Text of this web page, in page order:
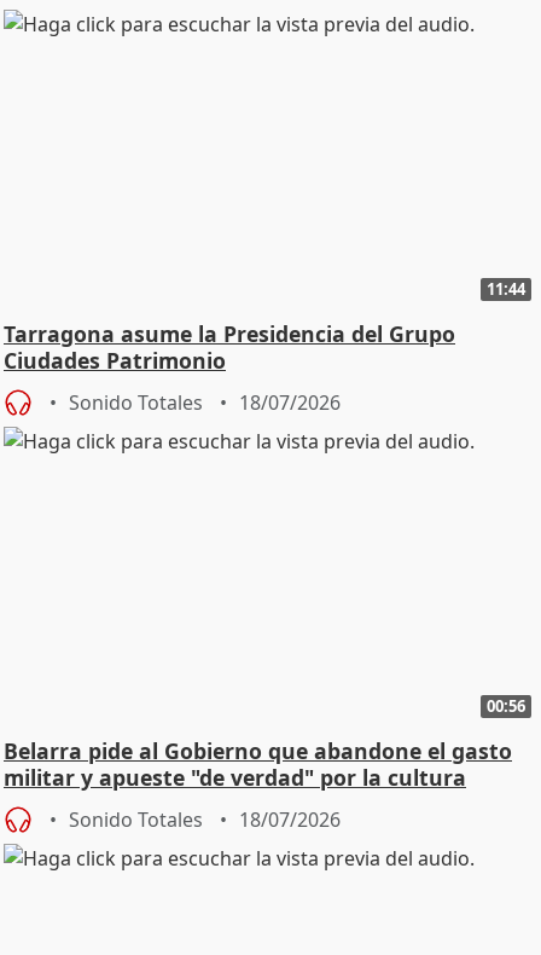
11:44
Tarragona asume la Presidencia del Grupo
Ciudades Patrimonio
Sonido Totales 18/07/2026
00:56
Belarra pide al Gobierno que abandone el gasto
militar y apueste "de verdad" por la cultura
Sonido Totales 18/07/2026